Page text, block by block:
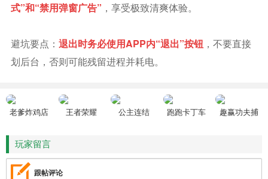
式”和“禁用弹窗广告” ，享受极致清爽体验。
避坑要点： 退出时务必使用APP内“退出”按钮 ，不要直接
划后台，否则可能残留进程并耗电。
老爹炸鸡店
王者荣耀 公主连结 跑跑卡丁车
趣赢功夫捕
玩家留言
跟帖评论